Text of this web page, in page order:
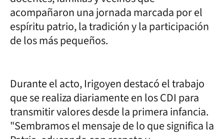
acompañaron una jornada marcada por el
espíritu patrio, la tradición y la participación
de los más pequeños.
Durante el acto, Irigoyen destacó el trabajo
que se realiza diariamente en los CDI para
transmitir valores desde la primera infancia.
"Sembramos el mensaje de lo que significa la